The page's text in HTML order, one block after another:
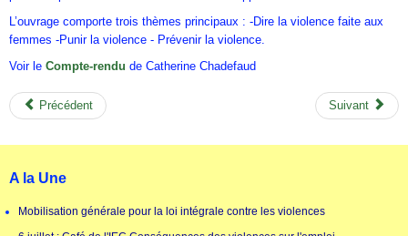
L’ouvrage comporte trois thèmes principaux : -Dire la violence faite aux
femmes -Punir la violence - Prévenir la violence.
Voir le Compte-rendu de Catherine Chadefaud
Précédent Suivant
A la Une
Mobilisation générale pour la loi intégrale contre les violences